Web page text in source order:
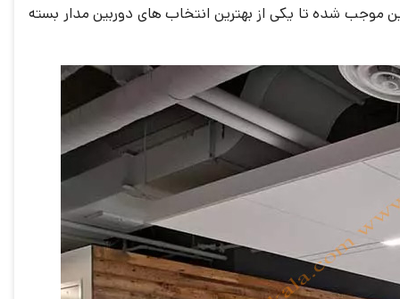
موجب شده تا یکی از بهترین انتخاب های دوربین مدار بسته